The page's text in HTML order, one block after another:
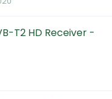
T2 HD Receiver -